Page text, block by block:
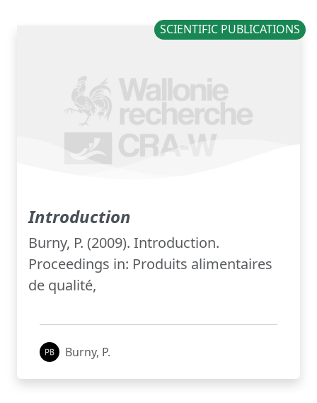
SCIENTIFIC PUBLICATIONS
Introduction
Burny, P. (2009). Introduction.
Proceedings in: Produits alimentaires
de qualité,
Burny, P.